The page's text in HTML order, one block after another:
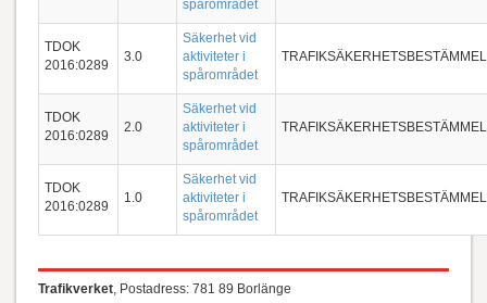
spårområdet
TDOK
2016:0289
3.0
Säkerhet vid
aktiviteter i
spårområdet
TDOK
2016:0289
2.0
Säkerhet vid
aktiviteter i
spårområdet
TDOK
2016:0289
1.0
Säkerhet vid
aktiviteter i
spårområdet
Trafikverket, Postadress: 781 89 Borlänge